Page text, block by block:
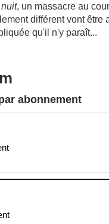
, un massacre au
différent vont être
qu'il n'y paraît...
abonnement